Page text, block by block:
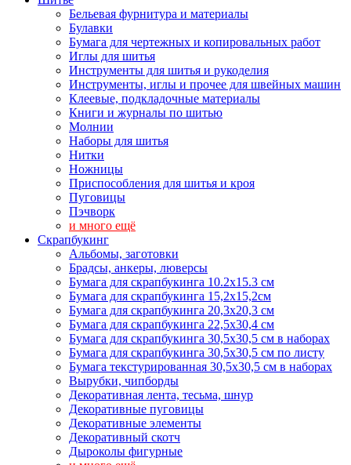
Бельевая фурнитура и материалы
Булавки
Бумага для чертежных и копировальных работ
Иглы для шитья
Инструменты для шитья и рукоделия
Инструменты, иглы и прочее для швейных машин
Клеевые, подкладочные материалы
Книги и журналы по шитью
Молнии
Наборы для шитья
Нитки
Ножницы
Приспособления для шитья и кроя
Пуговицы
Пэчворк
и много ещё
Скрапбукинг
Альбомы, заготовки
Брадсы, анкеры, люверсы
Бумага для скрапбукинга 10.2х15.3 см
Бумага для скрапбукинга 15,2х15,2см
Бумага для скрапбукинга 20,3х20,3 см
Бумага для скрапбукинга 22,5х30,4 см
Бумага для скрапбукинга 30,5х30,5 см в наборах
Бумага для скрапбукинга 30,5х30,5 см по листу
Бумага текстурированная 30,5х30,5 см в наборах
Вырубки, чипборды
Декоративная лента, тесьма, шнур
Декоративные пуговицы
Декоративные элементы
Декоративный скотч
Дыроколы фигурные